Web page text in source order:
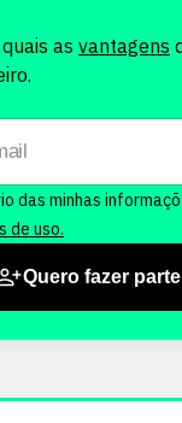
as vantagens
das minhas
de uso.
Quero fazer parte